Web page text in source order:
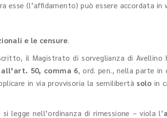
esse (l’affidamento) può essere accordata in
e le censure.
il Magistrato di sorveglianza di
all’art. 50, comma 6, ord. pen., nella parte
in via provvisoria la semilibertàsolo in
legge nell’ordinanza di rimessione – viola l’